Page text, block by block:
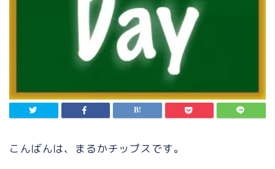
こんばんは、まるかチップスです。